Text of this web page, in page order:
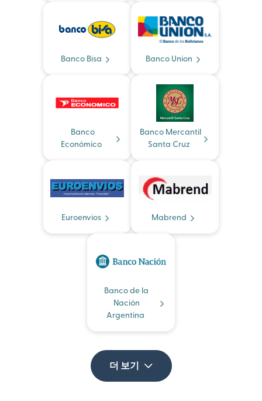
Banco Bisa Banco Union
Banco
Económico
Banco Mercantil
Santa Cruz
Euroenvios Mabrend
Banco de la
Nación
Argentina
더 보기